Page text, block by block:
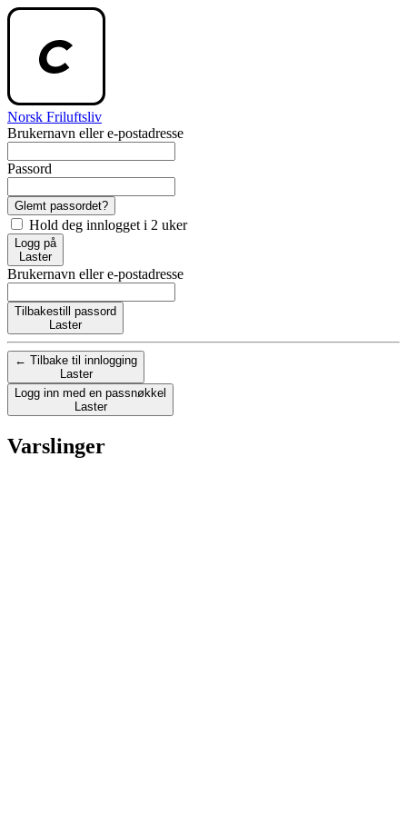
Norsk Friluftsliv
Brukernavn eller e-postadresse
Passord
Glemt passordet?
Hold deg innlogget i 2 uker
Logg på
Laster
Brukernavn eller e-postadresse
Tilbakestill passord
Laster
← Tilbake til innlogging
Laster
Logg inn med en passnøkkel
Laster
Varslinger